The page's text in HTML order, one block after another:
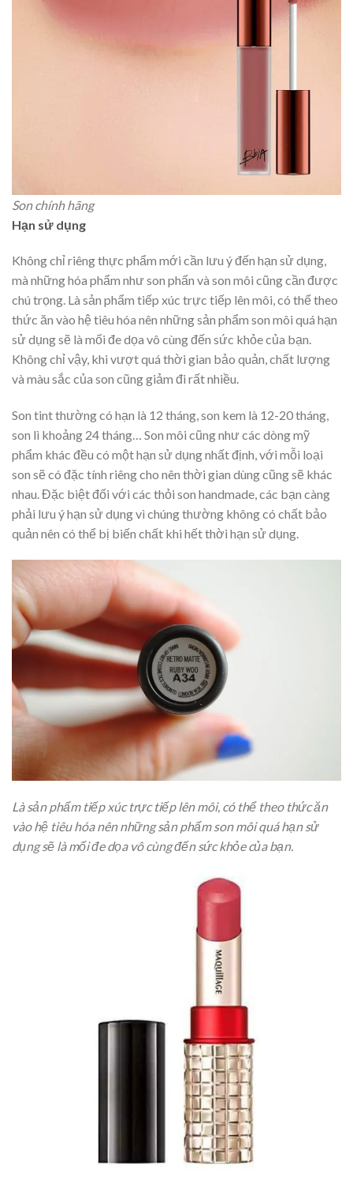
Son chính hãng
Hạn sử dụng
Không chỉ riêng thực phẩm mới cần lưu ý đến hạn sử dụng,
mà những hóa phẩm như son phấn và son môi cũng cần được
chú trọng. Là sản phẩm tiếp xúc trực tiếp lên môi, có thể theo
thức ăn vào hệ tiêu hóa nên những sản phẩm son môi quá hạn
sử dụng sẽ là mối đe dọa vô cùng đến sức khỏe của bạn.
Không chỉ vậy, khi vượt quá thời gian bảo quản, chất lượng
và màu sắc của son cũng giảm đi rất nhiều.
Son tint thường có hạn là 12 tháng, son kem là 12-20 tháng,
son lì khoảng 24 tháng… Son môi cũng như các dòng mỹ
phẩm khác đều có một hạn sử dụng nhất định, với mỗi loại
son sẽ có đặc tính riêng cho nên thời gian dùng cũng sẽ khác
nhau. Đặc biệt đối với các thỏi son handmade, các bạn càng
phải lưu ý hạn sử dụng vì chúng thường không có chất bảo
quản nên có thể bị biến chất khi hết thời hạn sử dụng.
Là sản phẩm tiếp xúc trực tiếp lên môi, có thể theo thức ăn
vào hệ tiêu hóa nên những sản phẩm son môi quá hạn sử
dụng sẽ là mối đe dọa vô cùng đến sức khỏe của bạn.